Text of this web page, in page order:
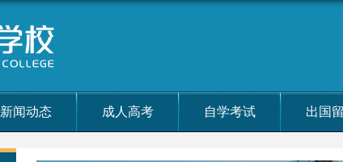
新闻动态 成人高考 自学考试 出国